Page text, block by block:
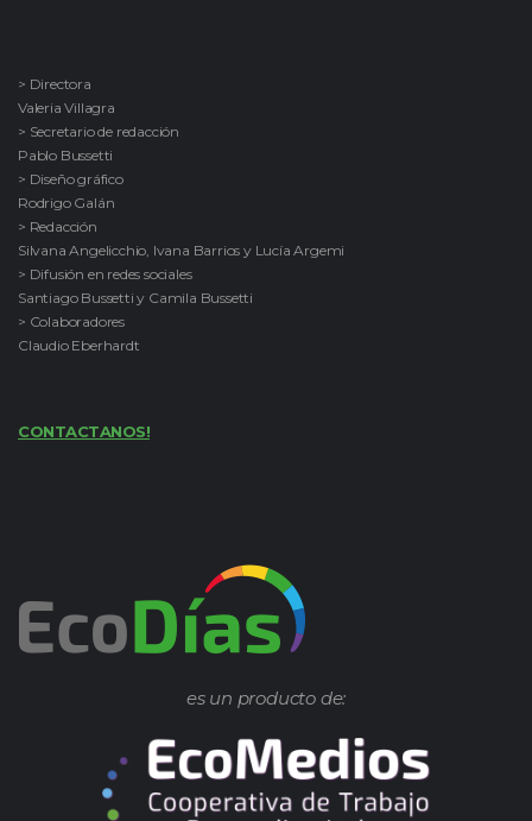
> Directora
Valeria Villagra
> Secretario de redacción
Pablo Bussetti
> Diseño gráfico
Rodrigo Galán
> Redacción
Silvana Angelicchio, Ivana Barrios y Lucía Argemi
> Difusión en redes sociales
Santiago Bussetti y Camila Bussetti
> Colaboradores
Claudio Eberhardt
CONTACTANOS!
es un producto de: